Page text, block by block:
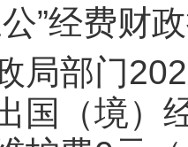
经费财政
部门2026
国（境）